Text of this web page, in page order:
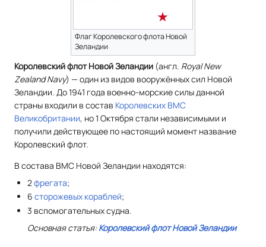
Флаг Королевского флота Новой
Зеландии
Королевский флот Новой Зеландии (англ. Royal New
Zealand Navy) — один из видов вооружённых сил Новой
Зеландии. До 1941 года военно-морские силы данной
страны входили в состав Королевских ВМС
Великобритании, но 1 Октября стали независимыми и
получили действующее по настоящий момент название
Королевский флот.
В состава ВМС Новой Зеландии находятся:
2фрегата;
6сторожевых кораблей;
3 вспомогательных судна.
Основная статья:Королевский флот Новой Зеландии